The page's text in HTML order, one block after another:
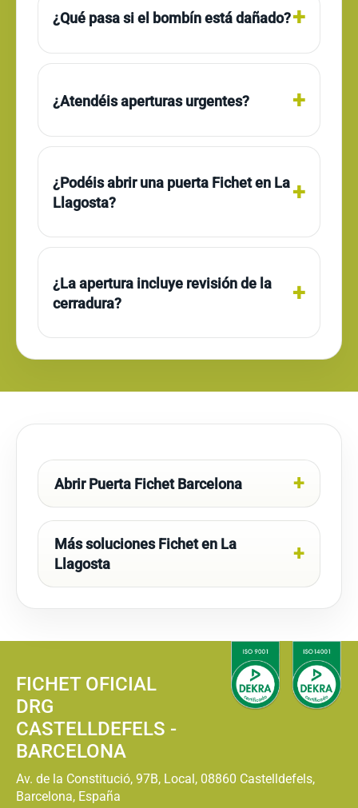
¿Qué pasa si el bombín está dañado?
¿Atendéis aperturas urgentes?
¿Podéis abrir una puerta Fichet en La
Llagosta?
¿La apertura incluye revisión de la
cerradura?
Abrir Puerta Fichet Barcelona
Más soluciones Fichet en La
Llagosta
FICHET OFICIAL
DRG
CASTELLDEFELS -
BARCELONA
Av. de la Constitució, 97B, Local, 08860 Castelldefels,
Barcelona, España